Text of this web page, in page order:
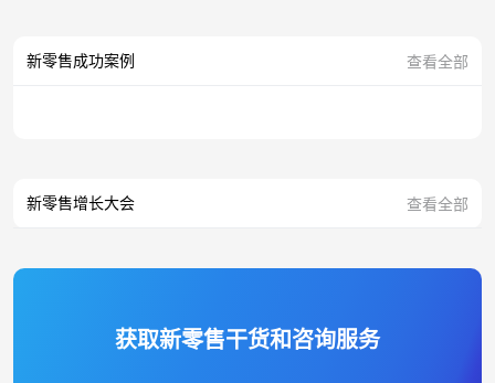
新零售成功案例 查看全部
新零售增长大会 查看全部
获取新零售干货和咨询服务